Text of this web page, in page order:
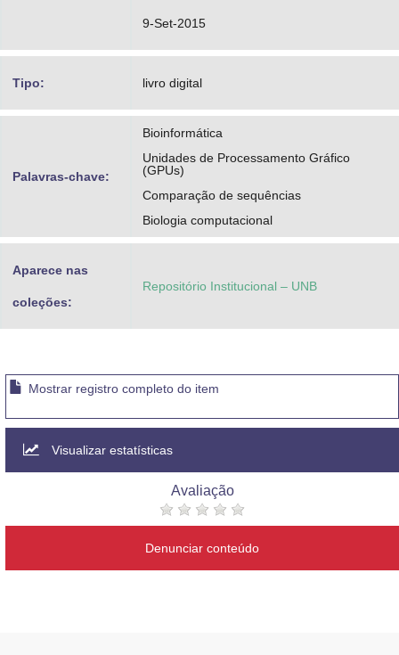
9-Set-2015
Tipo: livro digital
Palavras-chave:
Bioinformática
Unidades de Processamento Gráfico
(GPUs)
Comparação de sequências
Biologia computacional
Aparece nas
coleções:
Repositório Institucional – UNB
Mostrar registro completo do item
Visualizar estatísticas
Avaliação
Denunciar conteúdo